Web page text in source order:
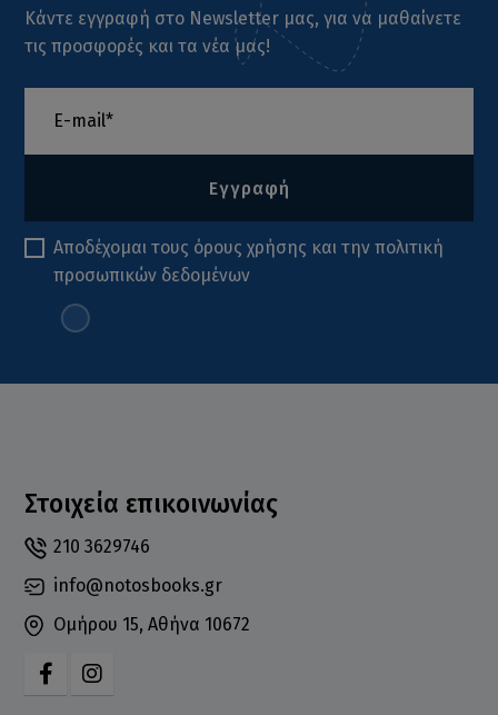
Κάντε εγγραφή στο Newsletter μας, για να μαθαίνετε
τις προσφορές και τα νέα μας!
Εγγραφή
Αποδέχομαι τους όρους χρήσης και τηνπολιτική
προσωπικών δεδομένων
Στοιχεία επικοινωνίας
210 3629746
info@notosbooks.gr
Ομήρου 15, Αθήνα 10672